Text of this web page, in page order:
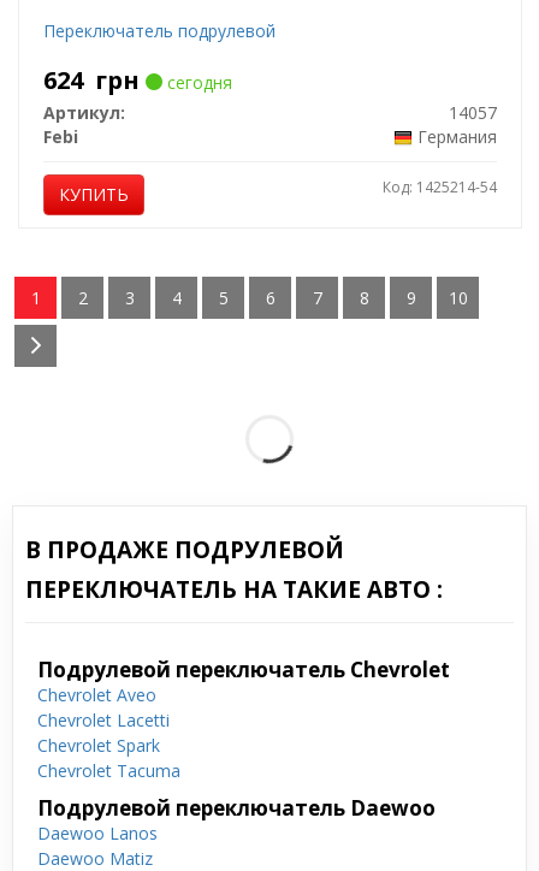
Переключатель подрулевой
624 грн
сегодня
Артикул:
14057
Febi
Германия
КУПИТЬ Код: 1425214-54
1 2 3 4 5 6 7 8 9 10
В ПРОДАЖЕ ПОДРУЛЕВОЙ
ПЕРЕКЛЮЧАТЕЛЬ НА ТАКИЕ АВТО :
Подрулевой переключатель Chevrolet
Chevrolet Aveo
Chevrolet Lacetti
Chevrolet Spark
Chevrolet Tacuma
Подрулевой переключатель Daewoo
Daewoo Lanos
Daewoo Matiz